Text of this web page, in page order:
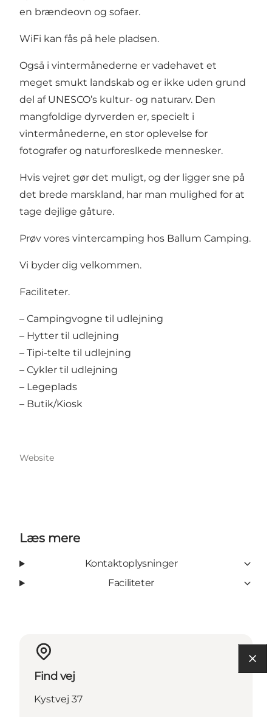
en brændeovn og sofaer.
WiFi kan fås på hele pladsen.
Også i vintermånederne er vadehavet et
meget smukt landskab og er ikke uden grund
del af UNESCO’s kultur- og naturarv. Den
mangfoldige dyrverden er, specielt i
vintermånederne, en stor oplevelse for
fotografer og naturforeslkede mennesker.
Hvis vejret gør det muligt, og der ligger sne på
det brede marskland, har man mulighed for at
tage dejlige gåture.
Prøv vores vintercamping hos Ballum Camping.
Vi byder dig velkommen.
Faciliteter.
– Campingvogne til udlejning
– Hytter til udlejning
– Tipi-telte til udlejning
– Cykler til udlejning
– Legeplads
– Butik/Kiosk
Website
Læs mere
Kontaktoplysninger
Faciliteter
Find vej
Kystvej 37